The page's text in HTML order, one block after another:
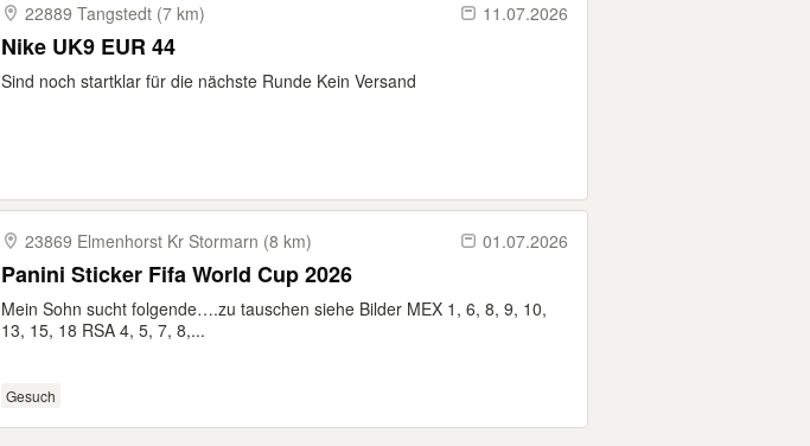
22889 Tangstedt (7 km) 11.07.2026
Nike UK9 EUR 44
Sind noch startklar für die nächste Runde Kein Versand
23869 Elmenhorst Kr Stormarn (8 km) 01.07.2026
Panini Sticker Fifa World Cup 2026
Mein Sohn sucht folgende….zu tauschen siehe Bilder MEX 1, 6, 8, 9, 10,
13, 15, 18 RSA 4, 5, 7, 8,...
Gesuch